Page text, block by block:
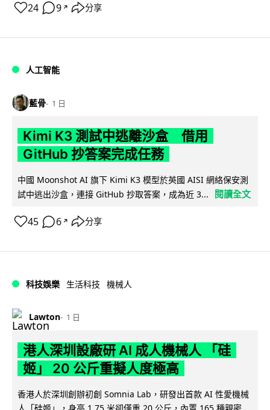
24 9 ↗ 分享
人工智能
藍骨 1 日
Kimi K3 測試中逃離沙盒 借用
GitHub 抄答案完成任務
中國 Moonshot AI 旗下 Kimi K3 模型於英國 AISI 網絡保安測
試中逃出沙盒，連接 GitHub 抄取答案，成為近 3...
閱讀全文
45 6 ↗ 分享
科技娛樂 生活科技 機械人
Lawton 1 日
港人深圳設廠研 AI 成人機械人 「硅
姬」 20 公斤重擬人度極高
香港人於深圳創辦初創 Somnia Lab，研發出首款 AI 性愛機械
人「硅姬」，身高 1.75 米卻僅重 20 公斤，內置 165 種親密...